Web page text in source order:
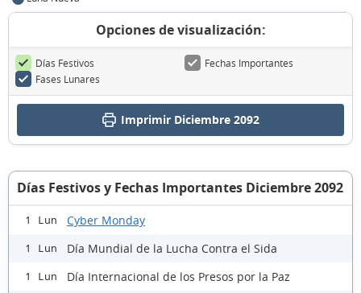
Opciones de visualización:
Días Festivos
Fechas Importantes
Fases Lunares
Imprimir Diciembre 2092
Días Festivos y Fechas Importantes Diciembre 2092
1 Lun Cyber Monday
1 Lun Día Mundial de la Lucha Contra el Sida
1 Lun Día Internacional de los Presos por la Paz